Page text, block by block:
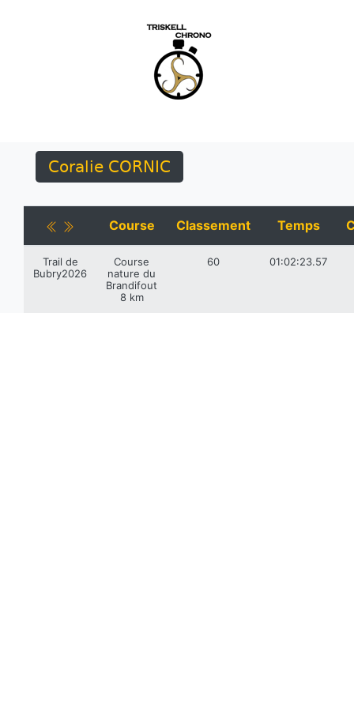
Coralie CORNIC
Course Classement Temps
Trail de
Bubry2026
Course
nature du
Brandifout
8 km
60 01:02:23.57